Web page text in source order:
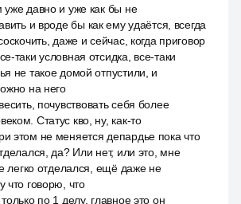
уже давно и уже как бы не
и вроде бы как ему удаётся, всегда
даже и сейчас, когда приговор
таки условная отсидка, все-таки
не такое домой отпустили, и
на него
почувствовать себя более
Статус кво, ну, как-то
этом не меняется депардье пока что
да? Или нет, или это, мне
легко отделался, ещё даже не
что говорю, что
по 1 делу, главное это он